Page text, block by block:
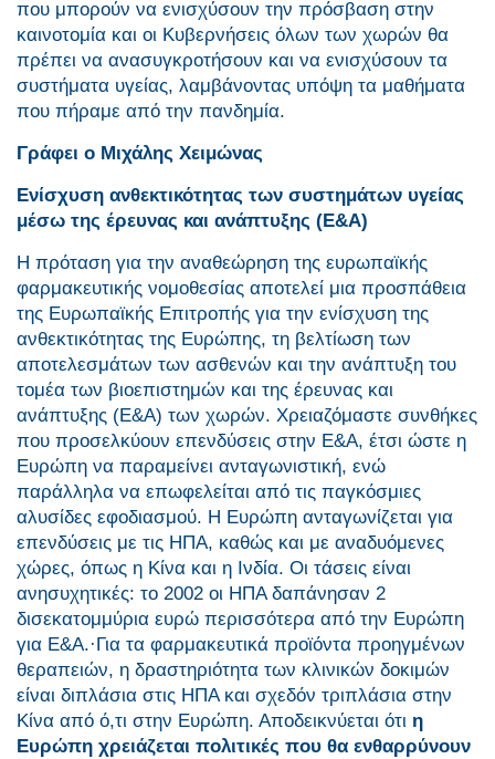
που μπορούν να ενισχύσουν την πρόσβαση στην
καινοτομία και οι Κυβερνήσεις όλων των χωρών θα
πρέπει να ανασυγκροτήσουν και να ενισχύσουν τα
συστήματα υγείας, λαμβάνοντας υπόψη τα μαθήματα
που πήραμε από την πανδημία.
Γράφει ο Μιχάλης Χειμώνας
Ενίσχυση ανθεκτικότητας των συστημάτων υγείας
μέσω της έρευνας και ανάπτυξης (Ε&Α)
Η πρόταση για την αναθεώρηση της ευρωπαϊκής
φαρμακευτικής νομοθεσίας αποτελεί μια προσπάθεια
της Ευρωπαϊκής Επιτροπής για την ενίσχυση της
ανθεκτικότητας της Ευρώπης, τη βελτίωση των
αποτελεσμάτων των ασθενών και την ανάπτυξη του
τομέα των βιοεπιστημών και της έρευνας και
ανάπτυξης (Ε&Α) των χωρών. Χρειαζόμαστε συνθήκες
που προσελκύουν επενδύσεις στην Ε&Α, έτσι ώστε η
Ευρώπη να παραμείνει ανταγωνιστική, ενώ
παράλληλα να επωφελείται από τις παγκόσμιες
αλυσίδες εφοδιασμού. Η Ευρώπη ανταγωνίζεται για
επενδύσεις με τις ΗΠΑ, καθώς και με αναδυόμενες
χώρες, όπως η Κίνα και η Ινδία. Οι τάσεις είναι
ανησυχητικές: το 2002 οι ΗΠΑ δαπάνησαν 2
δισεκατομμύρια ευρώ περισσότερα από την Ευρώπη
για Ε&Α.·Για τα φαρμακευτικά προϊόντα προηγμένων
θεραπειών, η δραστηριότητα των κλινικών δοκιμών
είναι διπλάσια στις ΗΠΑ και σχεδόν τριπλάσια στην
Κίνα από ό,τι στην Ευρώπη. Αποδεικνύεται ότι η
Ευρώπη χρειάζεται πολιτικές που θα ενθαρρύνουν